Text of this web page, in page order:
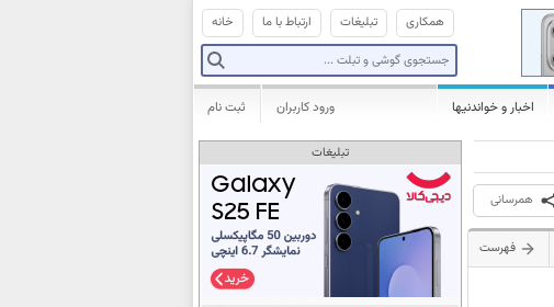
خانه ارتباط با ما تبلیغات همکاری
اخبار و خواندنیها ثبت نام ورود کاربران
همرسانی
فهرست
تبلیغات